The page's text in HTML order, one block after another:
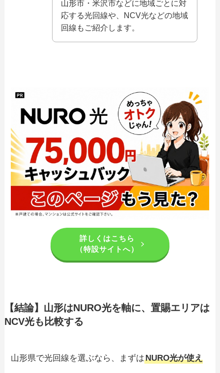
山形市・米沢市などに地域ごとに対
応する光回線や、NCV光などの地域
回線もご紹介します。
詳しくはこちら
（特設サイトへ）
【結論】山形はNURO光を軸に、置賜エリアは
NCV光も比較する
山形県で光回線を選ぶなら、まずはNURO光が使え